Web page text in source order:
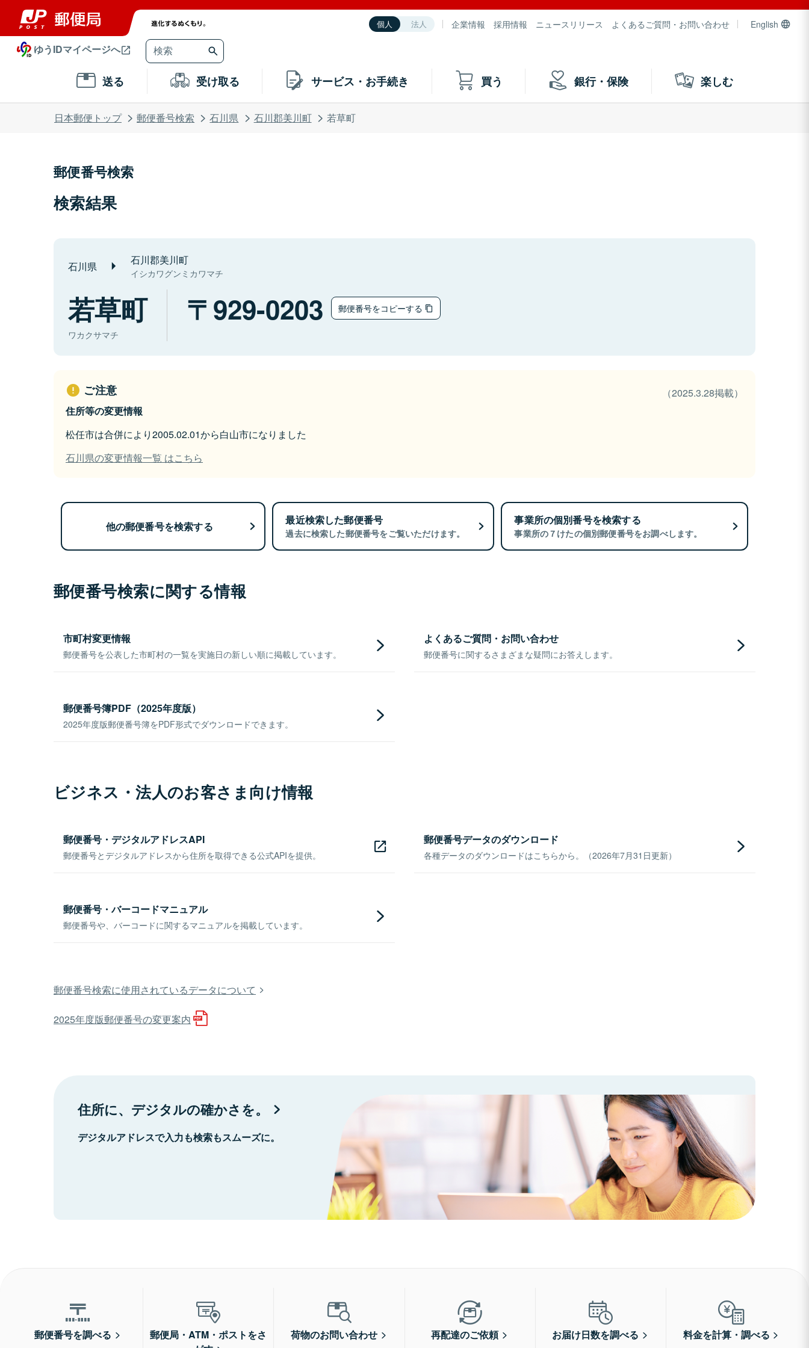
個人 法人 企業情報 採用情報 ニュースリリース よくあるご質問・お問い合わせ English
ゆうIDマイページへ
送る 受け取る サービス・お手続き 買う 銀行・保険 楽しむ
日本郵便トップ 郵便番号検索 石川県 石川郡美川町 若草町
郵便番号検索
検索結果
石川県 石川郡美川町
イシカワグンミカワマチ
若草町
ワカクサマチ
929-0203 郵便番号をコピーする
ご注意
（2025.3.28掲載）
住所等の変更情報
松任市は合併により2005.02.01から白山市になりました
石川県の変更情報一覧 はこちら
他の郵便番号を検索する 最近検索した郵便番号
過去に検索した郵便番号をご覧いただけます。
事業所の個別番号を検索する
事業所の７けたの個別郵便番号をお調べします。
郵便番号検索に関する情報
市町村変更情報
郵便番号を公表した市町村の一覧を実施日の新しい順に掲載しています。
よくあるご質問・お問い合わせ
郵便番号に関するさまざまな疑問にお答えします。
郵便番号簿PDF（2025年度版）
2025年度版郵便番号簿をPDF形式でダウンロードできます。
ビジネス・法人のお客さま向け情報
郵便番号・デジタルアドレスAPI
郵便番号とデジタルアドレスから住所を取得できる公式APIを提供。
郵便番号データのダウンロード
各種データのダウンロードはこちらから。（2026年7月31日更新）
郵便番号・バーコードマニュアル
郵便番号や、バーコードに関するマニュアルを掲載しています。
郵便番号検索に使用されているデータについて
2025年度版郵便番号の変更案内
住所に、デジタルの確かさを。
デジタルアドレスで入力も検索もスムーズに。
郵便番号を調べる
郵便局・ATM・ポストをさ
荷物のお問い合わせ 再配達のご依頼 お届け日数を調べる 料金を計算・調べる